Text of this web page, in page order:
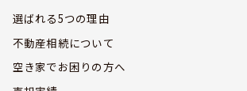
選ばれる5つの理由
不動産相続について
空き家でお困りの方へ